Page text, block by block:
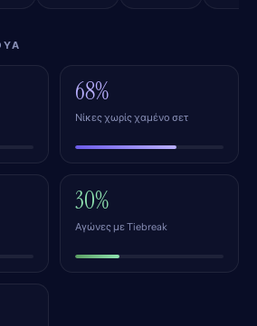
68%
Νίκες χωρίς χαμένο σετ
30%
Αγώνες με Tiebreak